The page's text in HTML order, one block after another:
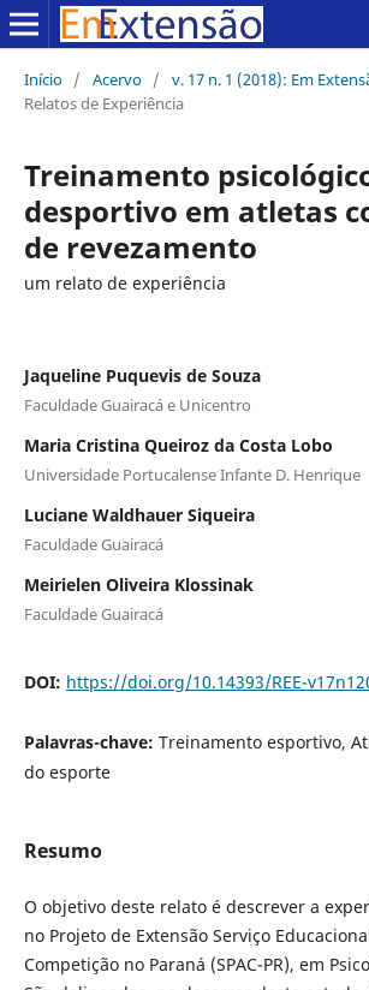
Início / Acervo / v. 17 n. 1 (2018): Em
Relatos de Experiência
Treinamento
desportivo em atletas
de revezamento
um relato de experiência
Jaqueline Puquevis de Souza
Faculdade Guairacá e Unicentro
Maria Cristina Queiroz da Costa Lobo
Universidade Portucalense Infante D. Henrique
Luciane Waldhauer Siqueira
Faculdade Guairacá
Meirielen Oliveira Klossinak
Faculdade Guairacá
DOI: https://doi.org/10.14393/REE-
Palavras-chave: Treinamento esportivo,
do esporte
Resumo
O objetivo deste relato é descrever a
no Projeto de Extensão Serviço
Competição no Paraná (SPAC-PR), em